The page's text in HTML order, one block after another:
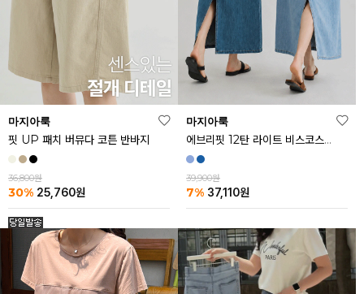
마지아룩
핏 UP 패치 버뮤다 코튼 반바지
36,800원
30% 25,760원
마지아룩
에브리핏 12탄 라이트 비스코스 쿨 데님 스커트
39,900원
7% 37,110원